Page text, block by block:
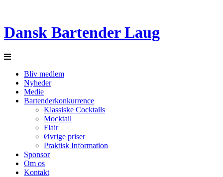
Dansk Bartender Laug
Bliv medlem
Nyheder
Medie
Bartenderkonkurrence
Klassiske Cocktails
Mocktail
Flair
Øvrige priser
Praktisk Information
Sponsor
Om os
Kontakt